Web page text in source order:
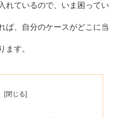
れているので、いま困ってい
ば、自分のケースがどこに当
ます。